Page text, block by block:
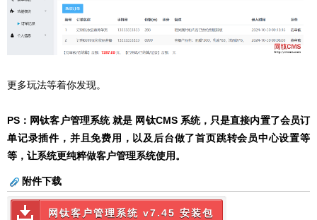
更多玩法等着你发现。
PS：网钛客户管理系统 就是 网钛CMS 系统，只是直接内置了会员订
单记录插件，并且免费用，以及后台做了首页跳转会员中心设置等
等，让系统更纯粹做客户管理系统使用。
附件下载
网钛客户管理系统 v7.45 安装包